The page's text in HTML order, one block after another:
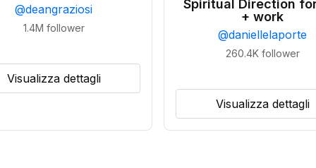
@deangraziosi
1.4M follower
Visualizza dettagli
Spiritual Direction
+ work
@daniellelaporte
260.4K follower
Visualizza dettagli